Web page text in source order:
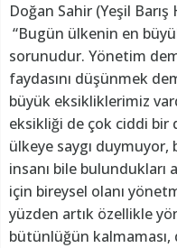
Doğan Sahir (Yeşil
“Bugün ülkenin en
sorunudur. Yönetim
faydasını düşünmek
büyük eksikliklerimiz
eksikliği de çok ciddi bir
ülkeye saygı duymuyor,
insanı bile bulundukları
için bireysel olanı
yüzden artık özellikle
bütünlüğün kalmaması,